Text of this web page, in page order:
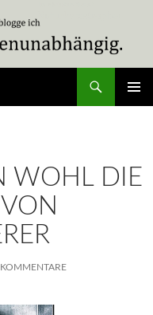
WOHL DIE